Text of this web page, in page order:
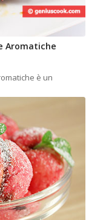
Aromatiche
è un